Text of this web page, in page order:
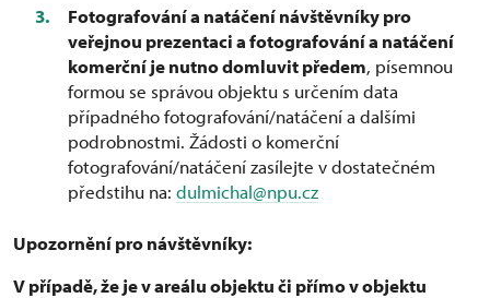
Fotografování a natáčení návštěvníky pro
veřejnou prezentaci a fotografování a natáčení
komerční je nutno domluvit předem, písemnou
formou se správou objektu s určením data
případného fotografování/natáčení a dalšími
podrobnostmi. Žádosti o komerční
fotografování/natáčení zasílejte v dostatečném
předstihu na: dulmichal@npu.cz
Upozornění pro návštěvníky:
V případě, že je v areálu objektu či přímo v objektu